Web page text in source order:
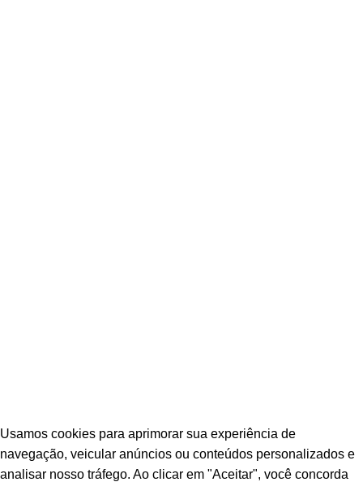
Usamos cookies para aprimorar sua experiência de
navegação, veicular anúncios ou conteúdos personalizados e
analisar nosso tráfego. Ao clicar em "Aceitar", você concorda